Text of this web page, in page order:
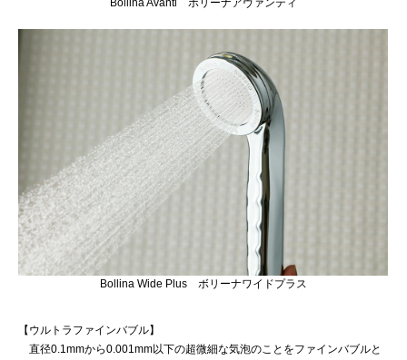
Bollina Avanti ボリーナアヴァンティ
Bollina Wide Plus ボリーナワイドプラス
【ウルトラファインバブル】
直径0.1mmから0.001mm以下の超微細な気泡のことをファインバブルと